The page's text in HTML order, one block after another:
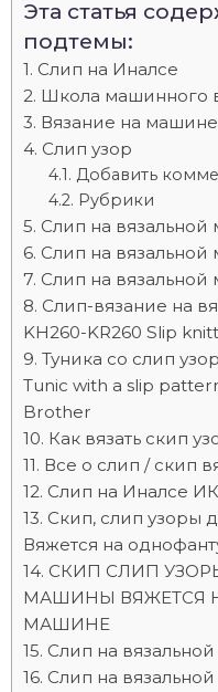
Эта статья
подтемы:
Слип на Иналсе
Школа машинного
Вязание на машине
Слип узор
Добавить
Рубрики
Слип на
Слип на
Слип на
Слип-вязание на
KH260-KR260 Slip
Туника со слип
Tunic with a slip
Brother
Как вязать скип
Все о слип / скип
Слип на Иналсе
Скип, слип узоры
Вяжется на
СКИП СЛИП
МАШИНЫ ВЯЖЕТСЯ
МАШИНЕ
Слип на
Слип на